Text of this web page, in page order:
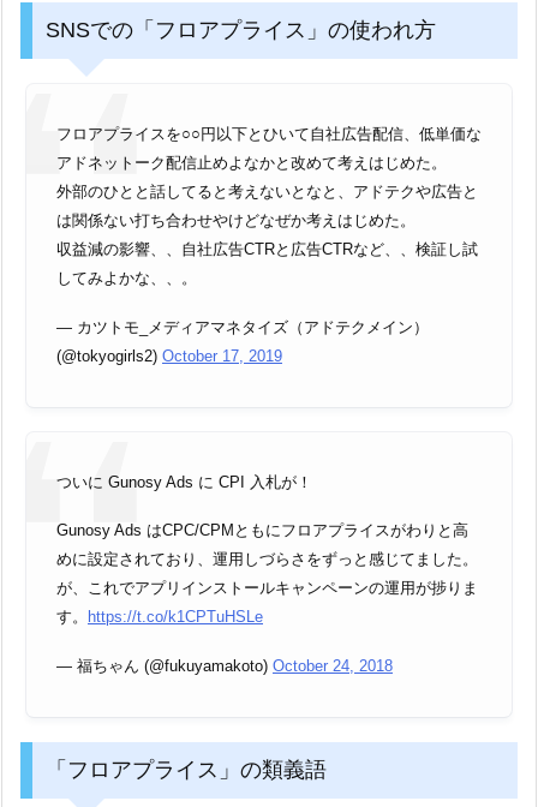
SNSでの「フロアプライス」の使われ方
フロアプライスを○○円以下とひいて自社広告配信、低単価な
アドネットーク配信止めよなかと改めて考えはじめた。
外部のひとと話してると考えないとなと、アドテクや広告と
は関係ない打ち合わせやけどなぜか考えはじめた。
収益減の影響、、自社広告CTRと広告CTRなど、、検証し試
してみよかな、、。
— カツトモ_メディアマネタイズ（アドテクメイン）
(@tokyogirls2) October 17, 2019
ついに Gunosy Ads に CPI 入札が！
Gunosy Ads はCPC/CPMともにフロアプライスがわりと高
めに設定されており、運用しづらさをずっと感じてました。
が、これでアプリインストールキャンペーンの運用が捗りま
す。
https://t.co/k1CPTuHSLe
— 福ちゃん (@fukuyamakoto) October 24, 2018
「フロアプライス」の類義語